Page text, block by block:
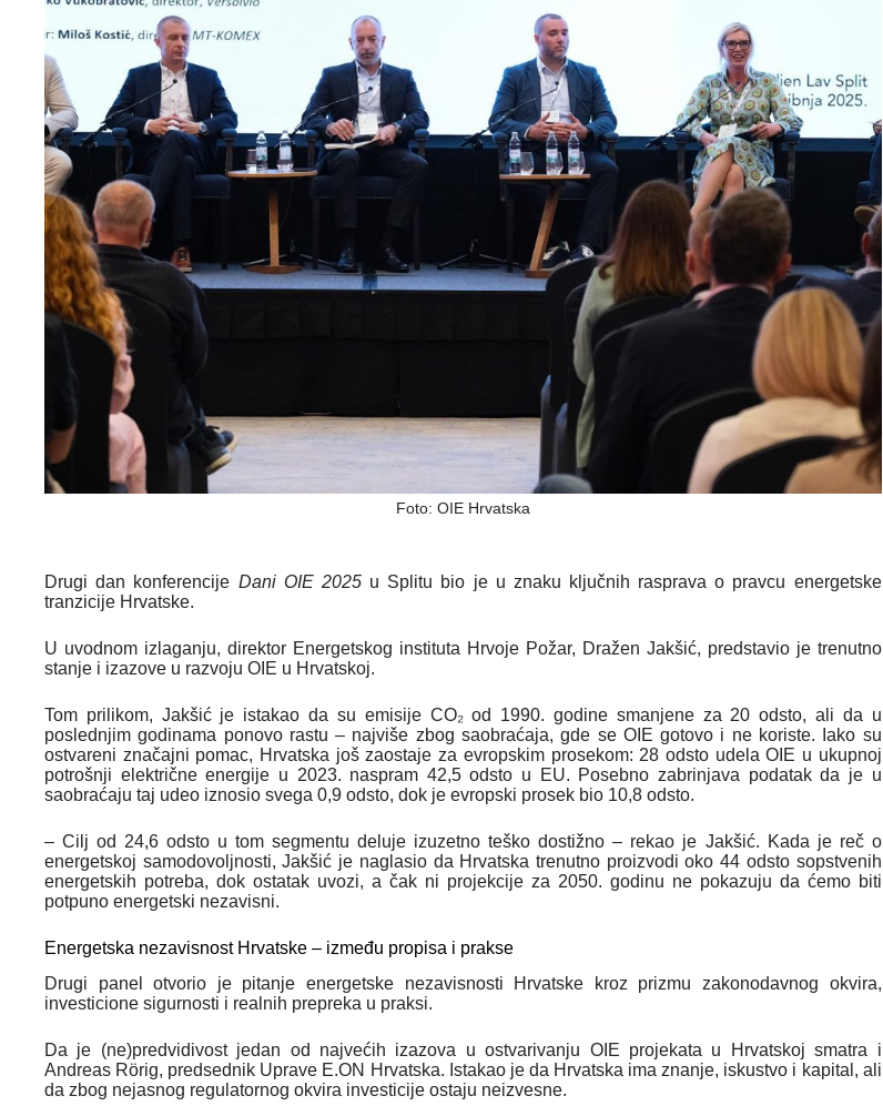
Foto: OIE Hrvatska
Drugi dan konferencije Dani OIE 2025u Splitu bio je u znaku ključnih rasprava o pravcu energetske
tranzicije Hrvatske.
U uvodnom izlaganju, direktor Energetskog instituta Hrvoje Požar, Dražen Jakšić, predstavio je trenutno
stanje i izazove u razvoju OIE u Hrvatskoj.
Tom prilikom, Jakšić je istakao da su emisije CO₂ od 1990. godine smanjene za 20 odsto, ali da u
poslednjim godinama ponovo rastu – najviše zbog saobraćaja, gde se OIE gotovo i ne koriste. Iako su
ostvareni značajni pomac, Hrvatska još zaostaje za evropskim prosekom: 28 odsto udela OIE u ukupnoj
potrošnji električne energije u 2023. naspram 42,5 odsto u EU. Posebno zabrinjava podatak da je u
saobraćaju taj udeo iznosio svega 0,9 odsto, dok je evropski prosek bio 10,8 odsto.
– Cilj od 24,6 odsto u tom segmentu deluje izuzetno teško dostižno – rekao je Jakšić. Kada je reč o
energetskoj samodovoljnosti, Jakšić je naglasio da Hrvatska trenutno proizvodi oko 44 odsto sopstvenih
energetskih potreba, dok ostatak uvozi, a čak ni projekcije za 2050. godinu ne pokazuju da ćemo biti
potpuno energetski nezavisni.
Energetska nezavisnost Hrvatske – između propisa i prakse
Drugi panel otvorio je pitanje energetske nezavisnosti Hrvatske kroz prizmu zakonodavnog okvira,
investicione sigurnosti i realnih prepreka u praksi.
Da je (ne)predvidivost jedan od najvećih izazova u ostvarivanju OIE projekata u Hrvatskoj smatra i
Andreas Rörig, predsednik Uprave E.ON Hrvatska. Istakao je da Hrvatska ima znanje, iskustvo i kapital, ali
da zbog nejasnog regulatornog okvira investicije ostaju neizvesne.